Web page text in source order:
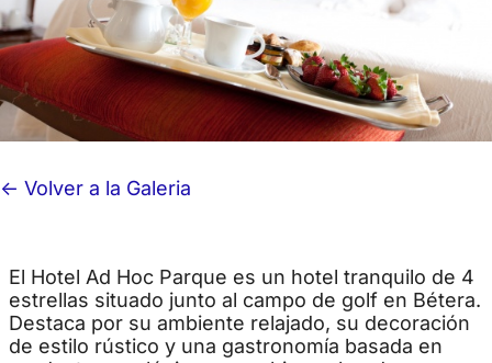
<- Volver a la Galeria
El Hotel Ad Hoc Parque es un hotel tranquilo de 4
estrellas situado junto al campo de golf en Bétera.
Destaca por su ambiente relajado, su decoración
de estilo rústico y una gastronomía basada en